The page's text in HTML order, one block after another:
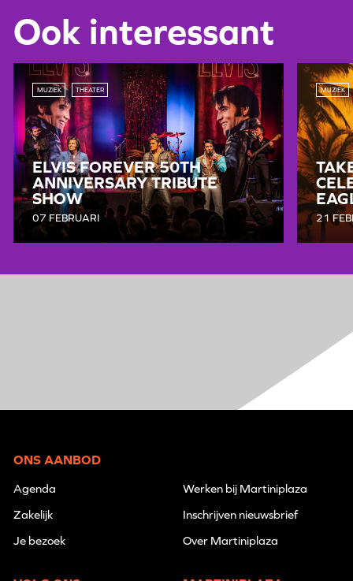
Ook interessant
MUZIEK THEATER
ELVIS FOREVER 50TH
ANNIVERSARY TRIBUTE
SHOW
07 FEBRUARI
MUZIEK
21
ONS AANBOD
Agenda
Zakelijk
Je bezoek
Werken bij Martiniplaza
Inschrijven nieuwsbrief
Over Martiniplaza